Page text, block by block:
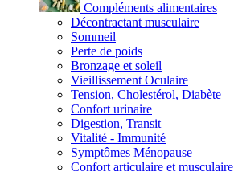
Compléments alimentaires
Décontractant musculaire
Sommeil
Perte de poids
Bronzage et soleil
Vieillissement Oculaire
Tension, Cholestérol, Diabète
Confort urinaire
Digestion, Transit
Vitalité - Immunité
Symptômes Ménopause
Confort articulaire et musculaire